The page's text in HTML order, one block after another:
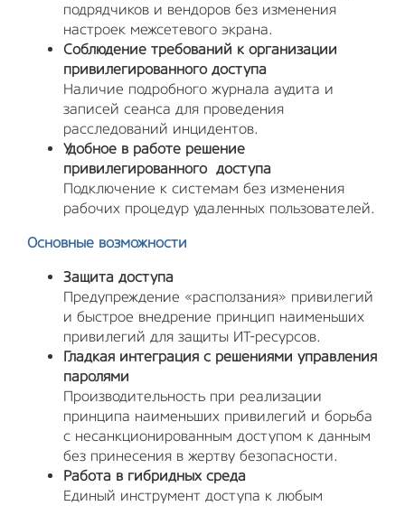
подрядчиков и вендоров без изменения
настроек межсетевого экрана.
Соблюдение требований к организации
привилегированного доступа
Наличие подробного журнала аудита и
записей сеанса для проведения
расследований инцидентов.
Удобное в работе решение
привилегированного доступа
Подключение к системам без изменения
рабочих процедур удаленных пользователей.
Основные возможности
Защита доступа
Предупреждение «расползания» привилегий
и быстрое внедрение принцип наименьших
привилегий для защиты ИТ-ресурсов.
Гладкая интеграция с решениями управления
паролями
Производительность при реализации
принципа наименьших привилегий и борьба
с несанкционированным доступом к данным
без принесения в жертву безопасности.
Работа в гибридных среда
Единый инструмент доступа к любым